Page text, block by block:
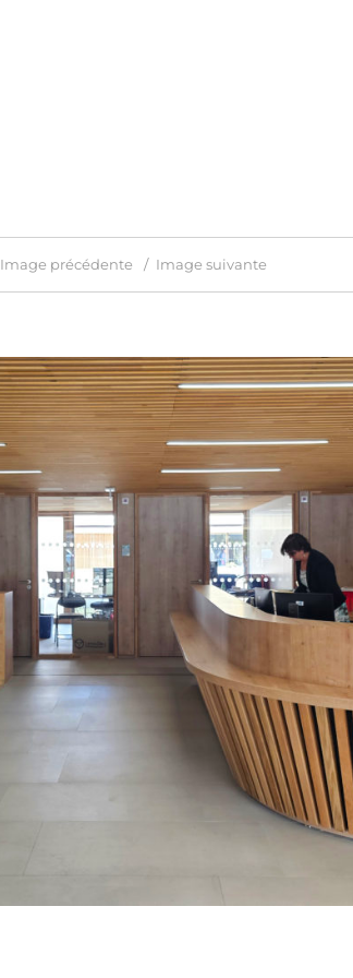
Image précédente Image suivante